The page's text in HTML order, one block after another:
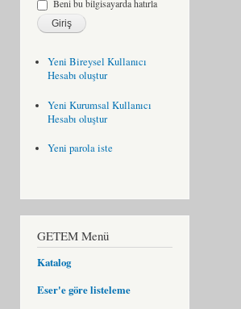
Beni bu bilgisayarda hatırla
Yeni Bireysel Kullanıcı
Hesabı oluştur
Yeni Kurumsal Kullanıcı
Hesabı oluştur
Yeni parola iste
GETEM Menü
Katalog
Eser'e göre listeleme